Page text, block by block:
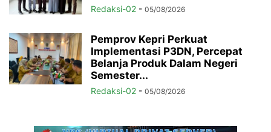
Redaksi-02 - 05/08/2026
Pemprov Kepri Perkuat
Implementasi P3DN, Percepat
Belanja Produk Dalam Negeri
Semester...
Redaksi-02 - 05/08/2026